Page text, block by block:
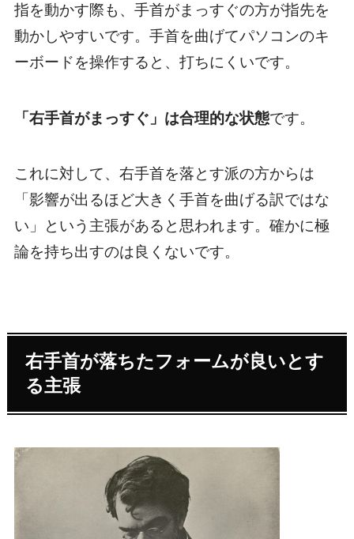
指を動かす際も、手首がまっすぐの方が指先を
動かしやすいです。手首を曲げてパソコンのキ
ーボードを操作すると、打ちにくいです。
「右手首がまっすぐ」は合理的な状態です。
これに対して、右手首を落とす派の方からは
「影響が出るほど大きく手首を曲げる訳ではな
い」という主張があると思われます。確かに極
論を持ち出すのは良くないです。
右手首が落ちたフォームが良いとす
る主張